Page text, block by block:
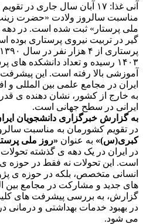
آنی غذا: ۱۷ آبان سال جاری
مناسبت سالروز ولادت «حضرت
ملی پرستار» ثبت شده است. در
گیر در تربیت نیروی پرستاری بوده
آموزشی بالا رفته است. این
ایران در مجامع علمی بین المللی و
به خارج از کشور، نشان دهنده ی
ایرانی در سطح جهانی است.
به گزارش خبرگزاری دانشجویان
در تقویم کشورمان به مناسبت
کبری(س)» به عنوان «روز ملی
در ایران در یک دهه ی گذشته
است. این تحولات نه فقط در حوزه
انسانی متخصص، بلکه در حوزه ی
های جدید و مشارکت در مجامع بین
گزارش، به بررسی پیشرفت های
در بهبود خدمات بهداشتی و درمانی
می شود.